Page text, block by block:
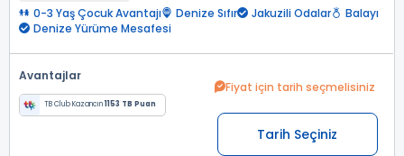
0-3 Yaş Çocuk Avantajı Denize Sıfır Jakuzili Odalar
Balayı
Denize Yürüme Mesafesi
Avantajlar
TB Club Kazancın1153 TB Puan
Fiyat için tarih seçmelisiniz
Tarih Seçiniz